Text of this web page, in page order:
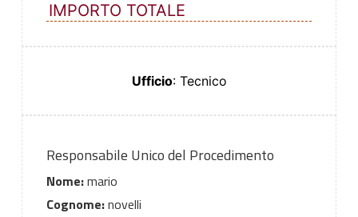
IMPORTO TOTALE
Ufficio: Tecnico
Responsabile Unico del Procedimento
Nome:mario
Cognome:novelli